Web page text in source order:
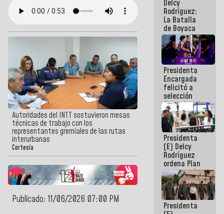
Autoridades del INTT sostuvieron mesas
técnicas de trabajo con los
representantes gremiales de las rutas
interurbanas
Cortesía
Publicado: 11/06/2026 07:00 PM
Delcy
Rodríguez:
La Batalla
de Boyaca
representa
un capítulo
decisivo en
la gesta
emancipadora
de nuestra
América
Presidenta
Encargada
felicitó a
selección
femenina de
baloncesto
por su
clasificación
a la
AmeriCup
2027
Presidenta
(E) Delcy
Rodríguez
ordena Plan
maestro de
desarrollo
logístico y
turístico
para La
Presidenta